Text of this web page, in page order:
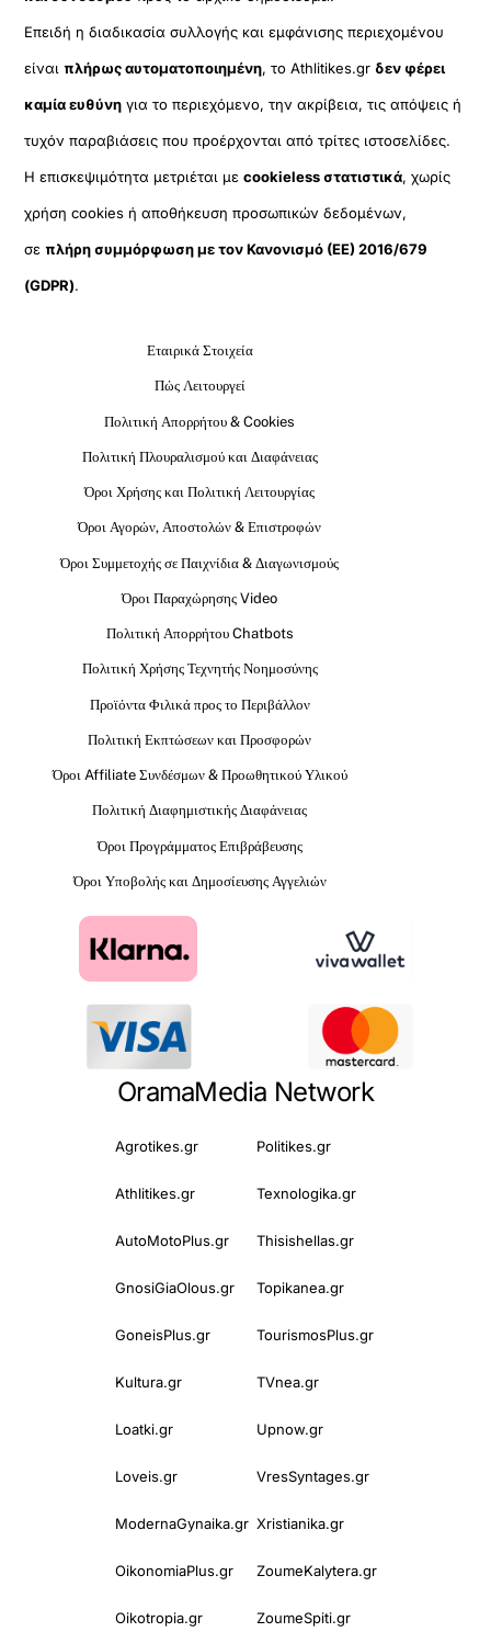
Επειδή η διαδικασία συλλογής και εμφάνισης περιεχομένου
είναιπλήρως αυτοματοποιημένη, το Athlitikes.gr δεν φέρει
καμία ευθύνη για το περιεχόμενο, την ακρίβεια, τις απόψεις ή
τυχόν παραβιάσεις που προέρχονται από τρίτες ιστοσελίδες.
Η επισκεψιμότητα μετριέται μεcookieless στατιστικά, χωρίς
χρήση cookies ή αποθήκευση προσωπικών δεδομένων,
σεπλήρη συμμόρφωση με τον Κανονισμό (ΕΕ) 2016/679
(GDPR).
Εταιρικά Στοιχεία
Πώς Λειτουργεί
Πολιτική Απορρήτου & Cookies
Πολιτική Πλουραλισμού και Διαφάνειας
Όροι Χρήσης και Πολιτική Λειτουργίας
Όροι Αγορών, Αποστολών & Επιστροφών
Όροι Συμμετοχής σε Παιχνίδια & Διαγωνισμούς
Όροι Παραχώρησης Video
Πολιτική Απορρήτου Chatbots
Πολιτική Χρήσης Τεχνητής Νοημοσύνης
Προϊόντα Φιλικά προς το Περιβάλλον
Πολιτική Εκπτώσεων και Προσφορών
Όροι Affiliate Συνδέσμων & Προωθητικού Υλικού
Πολιτική Διαφημιστικής Διαφάνειας
Όροι Προγράμματος Επιβράβευσης
Όροι Υποβολής και Δημοσίευσης Αγγελιών
OramaMedia Network
Agrotikes.gr Politikes.gr
Athlitikes.gr Texnologika.gr
AutoMotoPlus.gr Thisishellas.gr
GnosiGiaOlous.gr Topikanea.gr
GoneisPlus.gr TourismosPlus.gr
Kultura.gr TVnea.gr
Loatki.gr Upnow.gr
Loveis.gr VresSyntages.gr
ModernaGynaika.gr Xristianika.gr
OikonomiaPlus.gr ZoumeKalytera.gr
Oikotropia.gr ZoumeSpiti.gr